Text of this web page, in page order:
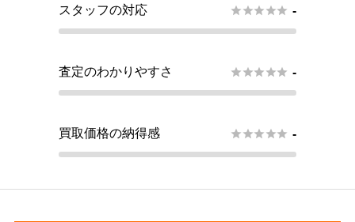
スタッフの対応  -
査定のわかりやすさ  -
買取価格の納得感  -